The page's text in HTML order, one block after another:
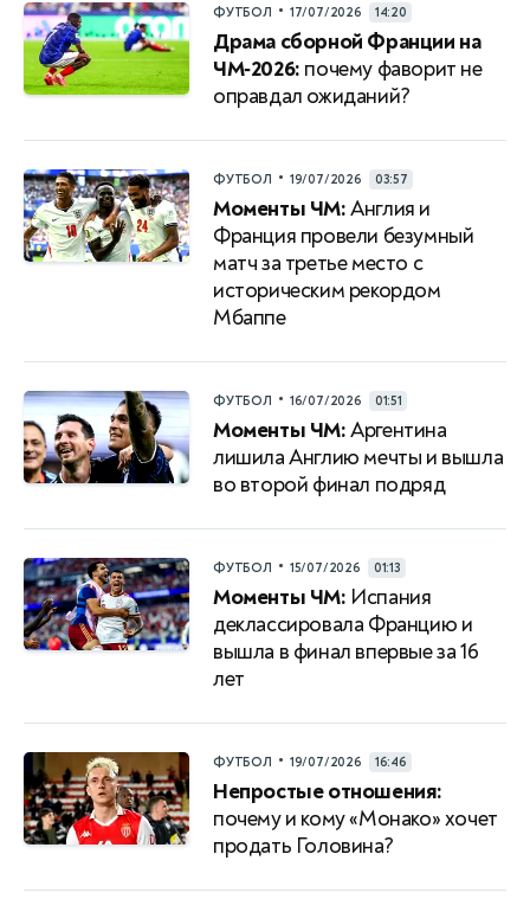
ФУТБОЛ • 17/07/2026 14:20
Драма сборной Франции на
ЧМ‑2026: почему фаворит не
оправдал ожиданий?
ФУТБОЛ • 19/07/2026 03:57
Моменты ЧМ:Англия и
Франция провели безумный
матч за третье место с
историческим рекордом
Мбаппе
ФУТБОЛ • 16/07/2026 01:51
Моменты ЧМ:Аргентина
лишила Англию мечты и вышла
во второй финал подряд
ФУТБОЛ • 15/07/2026 01:13
Моменты ЧМ: Испания
деклассировала Францию и
вышла в финал впервые за 16
лет
ФУТБОЛ • 19/07/2026 16:46
Непростые отношения:
почему и кому «Монако» хочет
продать Головина?